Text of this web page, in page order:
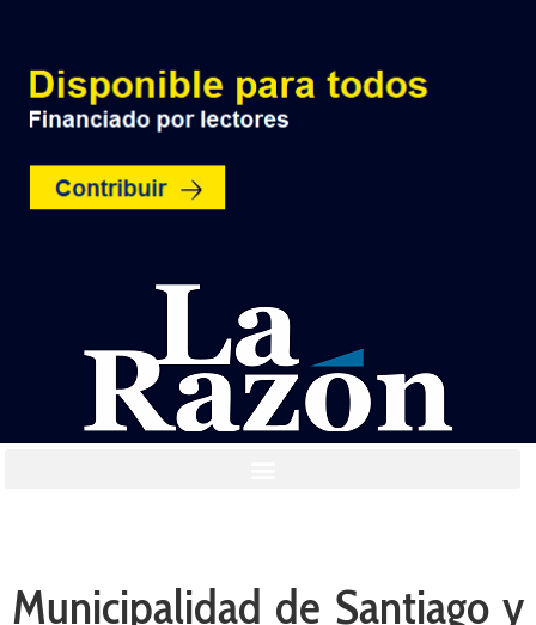
Municipalidad de Santiago y